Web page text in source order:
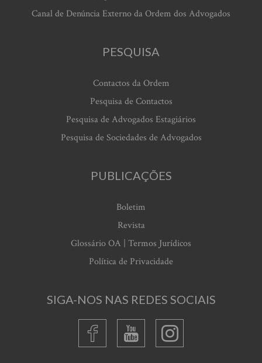
Canal de Denúncia Externo da Ordem dos Advogados
PESQUISA
Contactos da Ordem
Pesquisa de Contactos
Pesquisa de Advogados Estagiários
Pesquisa de Sociedades de Advogados
PUBLICAÇÕES
Boletim
Revista
Glossário OA | Termos Jurídicos
Política de Privacidade
SIGA-NOS NAS REDES SOCIAIS